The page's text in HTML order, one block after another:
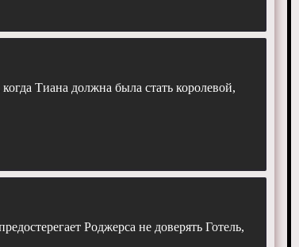
Тиана должна была стать королевой,
Роджерса не доверять Готель,